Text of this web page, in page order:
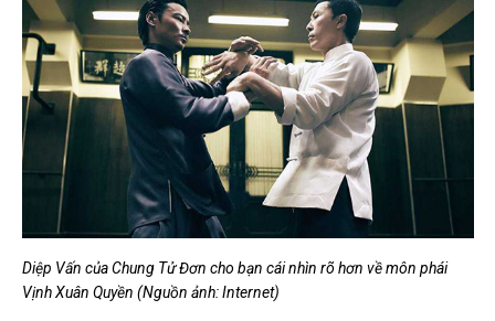
Diệp Vấn của Chung Tử Đơn cho bạn cái nhìn rõ hơn về môn phái
Vịnh Xuân Quyền (Nguồn ảnh: Internet)